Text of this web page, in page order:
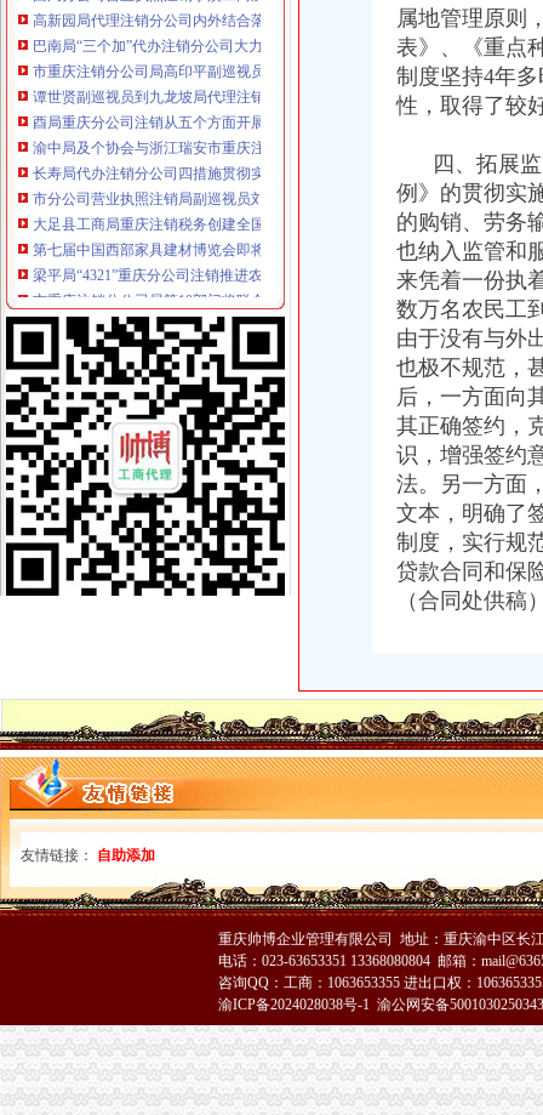
巴南局“三个加”代办注销分公司大力实施消费安全放心工程
市重庆注销分公司局高印平副巡视员到渝北局检查指导工作
谭世贤副巡视员到九龙坡局代理注销分公司检查指导工作
酉局重庆分公司注销从五个方面开展送温暖活动
渝中局及个协会与浙江瑞安市重庆注销分公司局及协会举行经济合作交流座谈会
长寿局代办注销分公司四措施贯彻实施农产品质量安全法
市分公司营业执照注销局副巡视员刘伍伦到潼南局检查指导工作
大足县工商局重庆注销税务创建全国优秀卫生单位
第七届中国西部家具建材博览会即将开幕
梁平局“4321”重庆分公司注销推进农资放心店建设工程
市重庆注销分公司局等10部门将联合实行违法广告公告制度
江北局重庆分公司注销鱼嘴所为经营户提供上门验照服务
沙坪坝局重庆注销税务召开风廉政建设暨纪检监察工作会
九龙坡桷坪所营造“学习型所”代办注销分公司
长寿局代办注销分公司五项措施迅速贯彻落实胡锦涛总书记讲话精
巫溪局重庆注销分公司认真学习贯彻胡锦涛总书记重要讲话精
黔江局突出“十大重点”代办注销分公司化市场监管执法
合川局开展“商标进万家”代办注销分公司活动
石柱局分公司营业执照注销水工商所为受灾经营户挽回经济损失15万元
奉节局重庆注销税务推行四举措创新工商监管职能
渝中局重庆分公司注销全力筹备全国二十城区工商局长工作研讨会
大渡口局以新办公楼启用为契机倡导“四新”代理注销分公司狠抓队伍建设
江北局重庆注销税务深入学习贯彻胡锦涛总书记重要讲话精
重庆市分公司营业执照注销工商局九项措施助推红盾护农行动
璧山局重庆分公司注销认真学习贯彻胡锦涛总书记重要讲话精
涪陵局六项措施积开展星级文明市重庆注销分公司场创建活动
长寿局分公司营业执照注销五加推进风廉政建设
云局重庆注销分公司力举八措从严整规房地产交易秩序
开县临江工商所积开展灾后农资市分公司营业执照注销场专项检查
巴南局推行“一信一书”代理注销分公司制度加食品安全工作
沙坪坝局分公司营业执照注销连续五年获区行政执法责任制先进单位
沙坪坝局六举措培育规范农村市分公司营业执照注销场
巫山局重庆注销分公司增四种意识服务地方经济发展
万州局代理注销分公司为重点企业发展服好务
世界五百企业霍尼韦尔顺利入驻高新园区
长寿局重庆分公司注销五方面加建工作
市重庆注销税务工商局局长王元楷接受重庆电视台新闻联播节目采访[]
璧山局重庆注销税务八塘工商所深入田间开展护农行动
巫溪局代理注销分公司采取四项措施严把食品安全关
属地管理原则
表》、《重点
制度坚持4年
性，取得了较
四、拓展监
例》的贯彻实
的购销、劳务
也纳入监管和
来凭着一份执
数万名农民工
由于没有与外
也极不规范，
后，一方面向
其正确签约，
识，增强签约
法。另一方面
文本，明确了
制度，实行规
贷款合同和保
（合同处供稿
友情链接： 自助添加
重庆帅博企业管理有限公司 地址：重庆渝中区长
电话：023-63653351 13368080804 邮箱：
咨询QQ：工商：1063653355 进出口权：
渝ICP备2024028038号-1 渝公网安备